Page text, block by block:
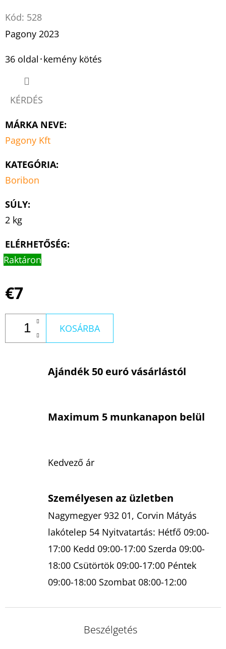
Kód: 528
Pagony 2023
36 oldal･kemény kötés
KÉRDÉS
MÁRKA NEVE:
Pagony Kft
KATEGÓRIA:
Boribon
SÚLY:
2 kg
ELÉRHETŐSÉG:
Raktáron
€7
KOSÁRBA
Ajándék 50 euró vásárlástól
Maximum 5 munkanapon belül
Kedvező ár
Személyesen az üzletben
Nagymegyer 932 01, Corvin Mátyás
lakótelep 54 Nyitvatartás: Hétfő 09:00-
17:00 Kedd 09:00-17:00 Szerda 09:00-
18:00 Csütörtök 09:00-17:00 Péntek
09:00-18:00 Szombat 08:00-12:00
Beszélgetés